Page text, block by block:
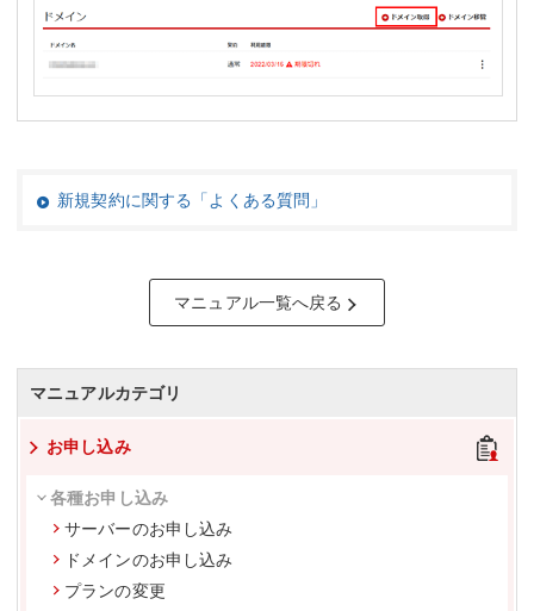
新規契約に関する「よくある質問」
マニュアル一覧へ戻る
マニュアルカテゴリ
お申し込み
各種お申し込み
サーバーのお申し込み
ドメインのお申し込み
プランの変更